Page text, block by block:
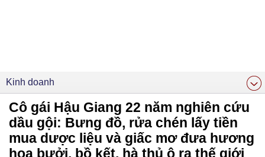
Kinh doanh
Cô gái Hậu Giang 22 năm nghiên cứu
dầu gội: Bưng đồ, rửa chén lấy tiền
mua dược liệu và giấc mơ đưa hương
hoa bưởi, bồ kết, hà thủ ô ra thế giới